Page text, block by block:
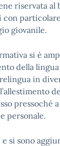
riservata al
giovanile.
si è
della lingua
in
pressoché
personale.
e si sono